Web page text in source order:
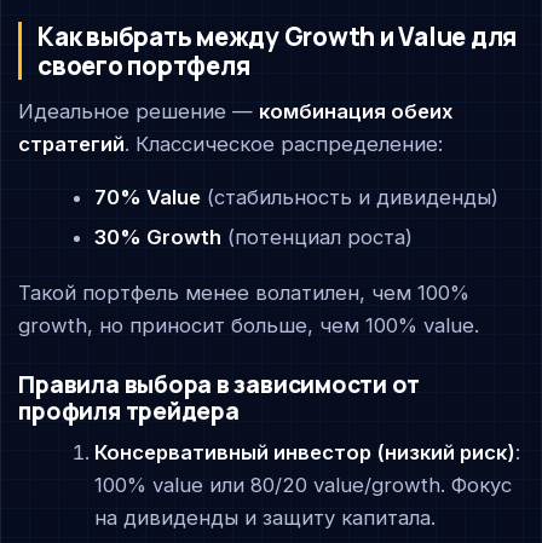
Как выбрать между Growth и Value для
своего портфеля
Идеальное решение — комбинация обеих
стратегий. Классическое распределение:
70% Value(стабильность и дивиденды)
30% Growth (потенциал роста)
Такой портфель менее волатилен, чем 100%
growth, но приносит больше, чем 100% value.
Правила выбора в зависимости от
профиля трейдера
Консервативный инвестор (низкий риск):
100% value или 80/20 value/growth. Фокус
на дивиденды и защиту капитала.